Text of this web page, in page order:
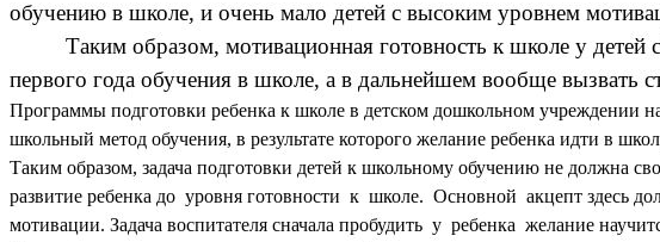
обучению в школе, и очень мало детей с высоким уровнем
Таким образом, мотивационная готовность к школе у
первого года обучения в школе, а в дальнейшем вообще вызвать
Программы подготовки ребенка к школе в детском дошкольном учреждении
школьный метод обучения, в результате которого желание ребенка идти в
Таким образом, задача подготовки детей к школьному обучению не должна
развитие ребенка до уровня готовности к школе. Основной акцепт здесь
мотивации. Задача воспитателя сначала пробудить у ребенка желание